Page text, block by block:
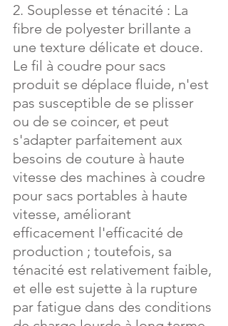
2. Souplesse et ténacité : La
fibre de polyester brillante a
une texture délicate et douce.
Le fil à coudre pour sacs
produit se déplace fluide, n'est
pas susceptible de se plisser
ou de se coincer, et peut
s'adapter parfaitement aux
besoins de couture à haute
vitesse des machines à coudre
pour sacs portables à haute
vitesse, améliorant
efficacement l'efficacité de
production ; toutefois, sa
ténacité est relativement faible,
et elle est sujette à la rupture
par fatigue dans des conditions